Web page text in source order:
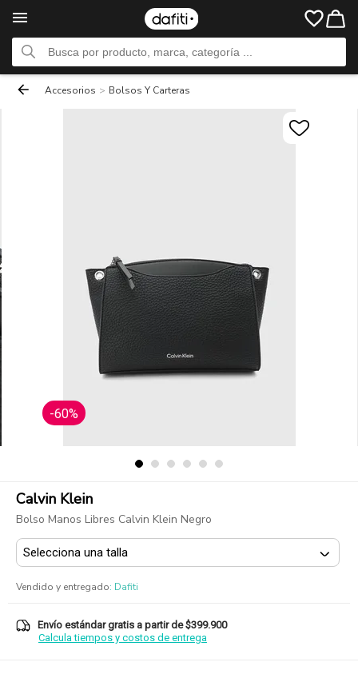
Accesorios > Bolsos Y Carteras
-60%
Calvin Klein
Bolso Manos Libres Calvin Klein Negro
Vendido y entregado: Dafiti
Envío estándar gratis a partir de $399.900
Calcula tiempos y costos de entrega